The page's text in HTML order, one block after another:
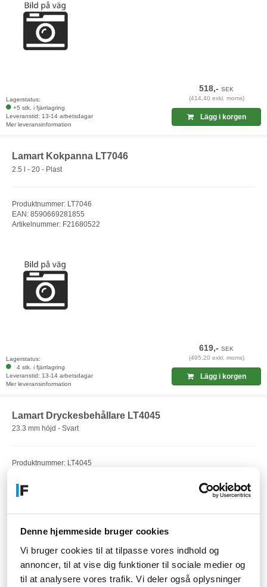
Denne hjemmeside bruger cookies
Vi bruger cookies til at tilpasse vores indhold og
annoncer, til at vise dig funktioner til sociale medier og
til at analysere vores trafik. Vi deler også oplysninger
Lagerstatus:
+5 stk. i fjärrlagring
Leveranstid: 13-14 arbetsdagar
Mer leveransinformation
518,-SEK
(414,40 exkl. moms)
Lägg i korgen
Lamart Kokpanna LT7046
2.5 l - 20 - Plast
Produktnummer: LT7046
EAN: 8590669281855
Artikelnummer: F21680522
Lagerstatus:
4 stk. i fjärrlagring
Leveranstid: 13-14 arbetsdagar
Mer leveransinformation
619,-SEK
(495,20 exkl. moms)
Lägg i korgen
Lamart Dryckesbehållare LT4045
23.3 mm höjd - Svart
Produktnummer: LT4045
Artikelnummer: F16345714